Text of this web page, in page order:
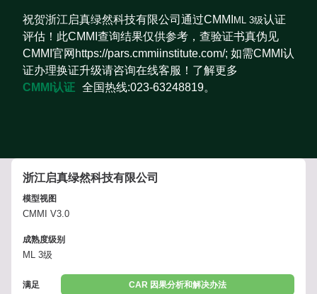
祝贺浙江启真绿然科技有限公司通过CMMI ML 3级认证
评估！此CMMI查询结果仅供参考，查验证书真伪见
CMMI官网https://pars.cmmiinstitute.com/; 如需CMMI认
证办理换证升级请咨询在线客服！了解更多
CMMI认证 全国热线:023-63248819。
浙江启真绿然科技有限公司
模型视图
CMMI V3.0
成熟度级别
ML 3级
满足 CAR 因果分析和解决办法